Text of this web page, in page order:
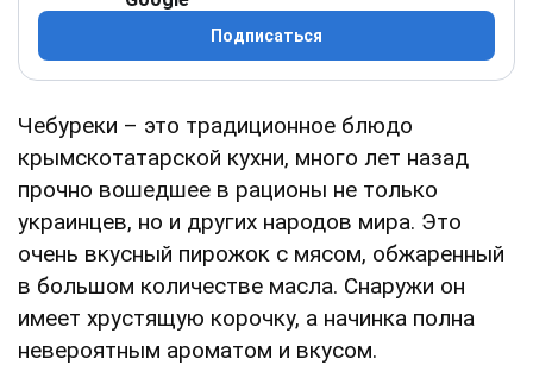
Подписаться
Чебуреки – это традиционное блюдо
крымскотатарской кухни, много лет назад
прочно вошедшее в рационы не только
украинцев, но и других народов мира. Это
очень вкусный пирожок с мясом, обжаренный
в большом количестве масла. Снаружи он
имеет хрустящую корочку, а начинка полна
невероятным ароматом и вкусом.